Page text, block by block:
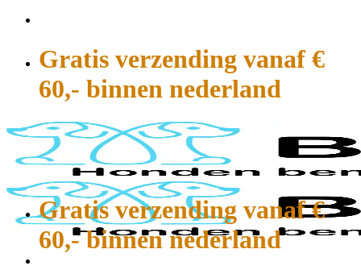
Gratis verzending vanaf €
60,- binnen nederland
Gratis verzending vanaf €
60,- binnen nederland